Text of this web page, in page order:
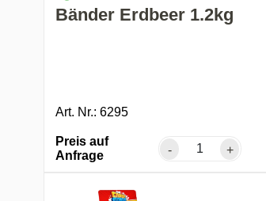
Bänder Erdbeer 1.2kg
Art. Nr.: 6295
Preis auf
Anfrage
- +